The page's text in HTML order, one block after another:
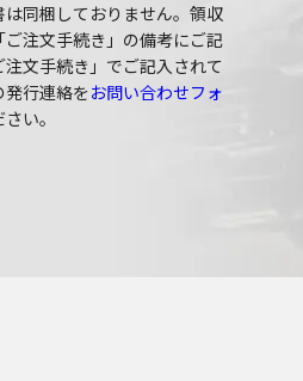
同梱しておりません。領収
注文手続き」の備考にご記
文手続き」でご記入されて
行連絡をお問い合わせフォ
い。